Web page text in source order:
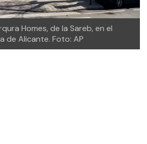
Homes, de la Sareb, en el
de Alicante. Foto: AP